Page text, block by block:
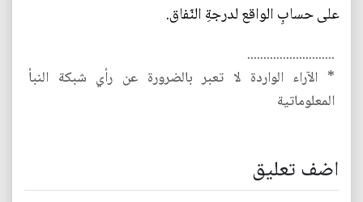
على حسابِ الواقع لدرجةِ النّفاق.
...........................
* الآراء الواردة لا تعبر بالضرورة عن رأي شبكة النبأ
المعلوماتية
اضف تعليق